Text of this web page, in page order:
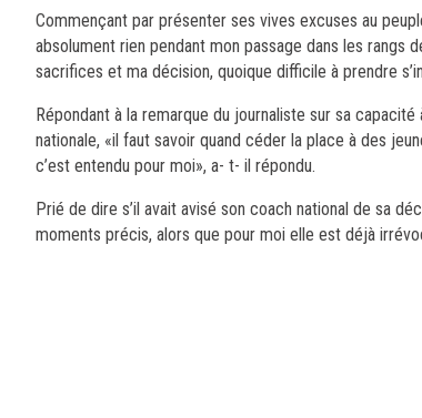
Commençant par présenter ses vives excuses au
absolument rien pendant mon passage dans les
sacrifices et ma décision, quoique difficile à prendre
Répondant à la remarque du journaliste sur sa
nationale, «il faut savoir quand céder la place à des
c’est entendu pour moi», a- t- il répondu.
Prié de dire s’il avait avisé son coach national de sa
moments précis, alors que pour moi elle est déjà